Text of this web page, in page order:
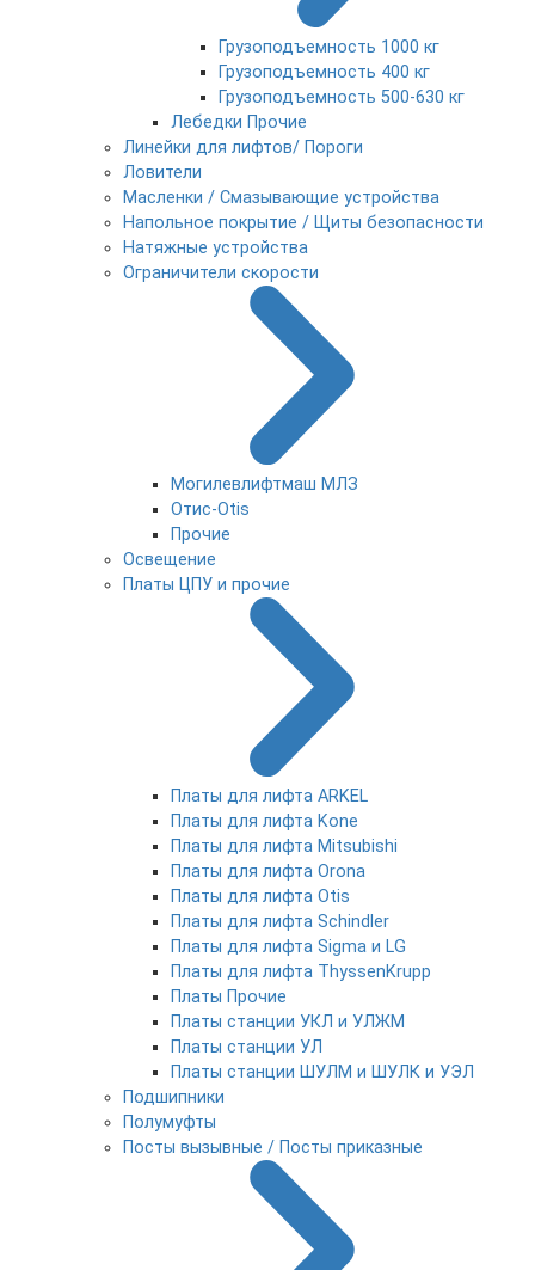
Грузоподъемность 1000 кг
Грузоподъемность 400 кг
Грузоподъемность 500-630 кг
Лебедки Прочие
Линейки для лифтов/ Пороги
Ловители
Масленки / Смазывающие устройства
Напольное покрытие / Щиты безопасности
Натяжные устройства
Ограничители скорости
Могилевлифтмаш МЛЗ
Отис-Otis
Прочие
Освещение
Платы ЦПУ и прочие
Платы для лифта ARKEL
Платы для лифта Kone
Платы для лифта Mitsubishi
Платы для лифта Orona
Платы для лифта Otis
Платы для лифта Schindler
Платы для лифта Sigma и LG
Платы для лифта ThyssenKrupp
Платы Прочие
Платы станции УКЛ и УЛЖМ
Платы станции УЛ
Платы станции ШУЛМ и ШУЛК и УЭЛ
Подшипники
Полумуфты
Посты вызывные / Посты приказные